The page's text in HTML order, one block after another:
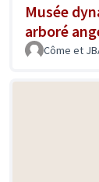
Musée
arboré
Côme et